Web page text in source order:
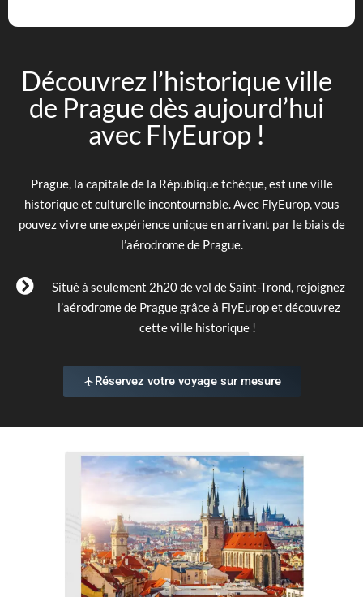
Découvrez l’historique ville
de Prague dès aujourd’hui
avec FlyEurop !
Prague, la capitale de la République tchèque, est une ville
historique et culturelle incontournable. Avec FlyEurop, vous
pouvez vivre une expérience unique en arrivant par le biais de
l’aérodrome de Prague.
Situé à seulement 2h20 de vol de Saint-Trond, rejoignez
l’aérodrome de Prague grâce à FlyEurop et découvrez
cette ville historique !
Réservez votre voyage sur mesure